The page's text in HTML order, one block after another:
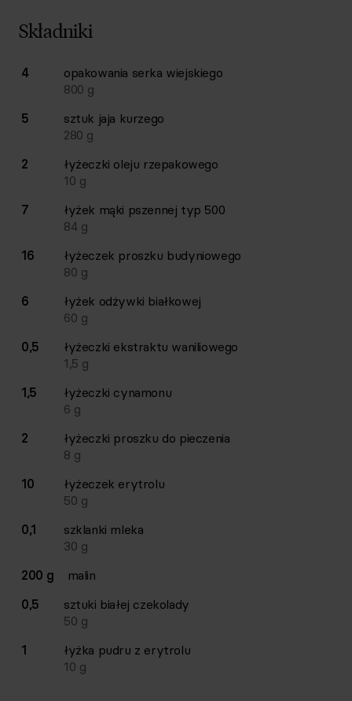
Składniki
Lista składników przepisu z ilościami i wagami
Ilość Składnik
4 opakowania serka wiejskiego
800 g
5
sztuk jaja kurzego
280 g
2
łyżeczki oleju rzepakowego
10 g
7
łyżek mąki pszennej typ 500
84g
16
łyżeczek proszku budyniowego
80 g
6
łyżek odżywki białkowej
60 g
0,5
łyżeczki ekstraktu waniliowego
1,5 g
1,5
łyżeczki cynamonu
6 g
2
łyżeczki proszku do pieczenia
8 g
10
łyżeczek erytrolu
50 g
0,1
szklanki mleka
30 g
200 g
malin
0,5
sztuki białej czekolady
50 g
1
łyżka pudru z erytrolu
10 g